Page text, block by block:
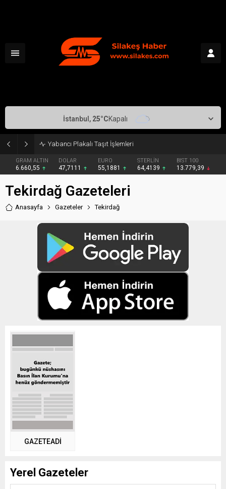
Yabancı Plakalı Taşıt İşlemleri
GRAM ALTIN
6.660,55
DOLAR
47,7111
EURO
55,1881
STERLİN
64,4139
BIST 100
13.779,39
İstanbul, 25°CKapalı
Tekirdağ Gazeteleri
Anasayfa Gazeteler Tekirdağ
GAZETEADI
Yerel Gazeteler